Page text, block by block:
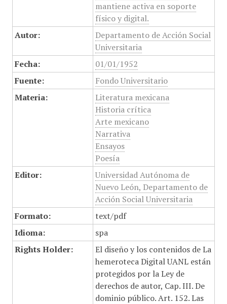
mantiene activa en soporte
físico y digital.
Autor:
Departamento de Acción Social
Universitaria
Fecha:
01/01/1952
Fuente:
Fondo Universitario
Materia:
Literatura mexicana
Historia crítica
Arte mexicano
Narrativa
Ensayos
Poesía
Editor:
Universidad Autónoma de
Nuevo León, Departamento de
Acción Social Universitaria
Formato:
text/pdf
Idioma:
spa
Rights Holder:
El diseño y los contenidos de La
hemeroteca Digital UANL están
protegidos por la Ley de
derechos de autor, Cap. III. De
dominio público. Art. 152. Las